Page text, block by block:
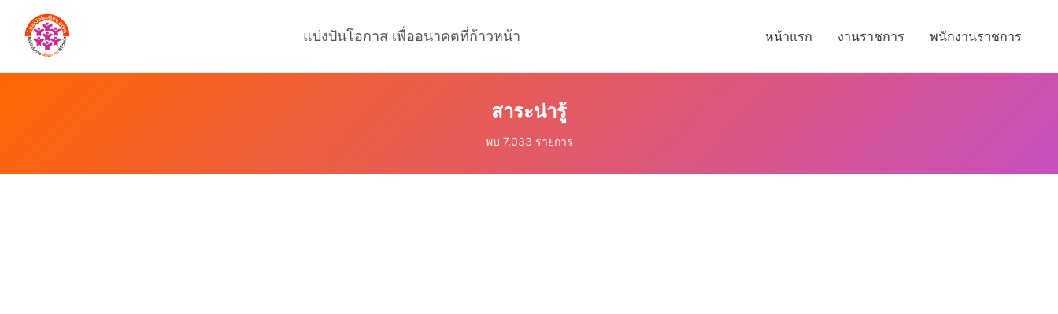
แบ่งปันโอกาส เพื่ออนาคตที่ก้าวหน้า หน้าแรก งานราชการ พนักงานราชการ
สาระน่ารู้
พบ 7,033 รายการ